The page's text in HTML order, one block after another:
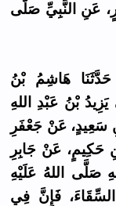
عَنِ النَّبِيِّ صَلَّى
حَدَّثَنَا هَاشِمُ بْنُ
بْنُ عَبْدِ اللهِ
سَعِيدٍ، عَنْ جَعْفَرِ
حَكِيمٍ، عَنْ جَابِرِ
صَلَّى اللهُ عَلَيْهِ
السِّقَاءَ، فَإِنَّ فِي